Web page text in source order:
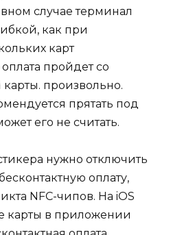
случае терминал
как при
карт
пройдет со
произвольно.
прятать под
его не считать.
нужно отключить
оплату,
NFC-чипов. На iOS
карты в приложении